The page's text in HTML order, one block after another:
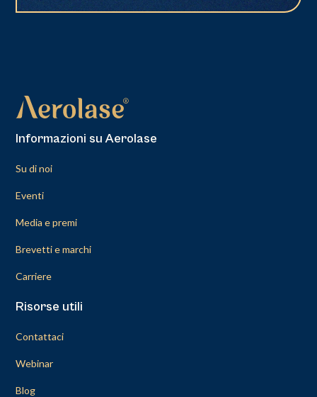
Informazioni su Aerolase
Su di noi
Eventi
Media e premi
Brevetti e marchi
Carriere
Risorse utili
Contattaci
Webinar
Blog